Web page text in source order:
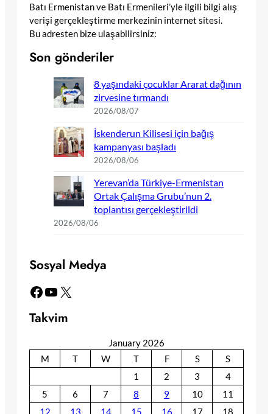
Batı Ermenistan ve Batı Ermenileri’yle ilgili bilgi alış
verişi gerçekleştirme merkezinin internet sitesi.
Bu adresten bize ulaşabilirsiniz:
Son gönderiler
8 yaşındaki çocuklar Ararat dağının
zirvesine tırmandı
2026/08/07
İskenderun Kilisesi için bağış
kampanyası başladı
2026/08/06
Yerevan’da Türkiye-Ermenistan
Ortak Çalışma Grubu’nun 2.
toplantısı gerçekleştirildi
2026/08/06
Sosyal Medya
Facebook YouTube X
Takvim
January 2026
M
T W T F S
S
1
2 3
4
5
6 7 8 9 10
11